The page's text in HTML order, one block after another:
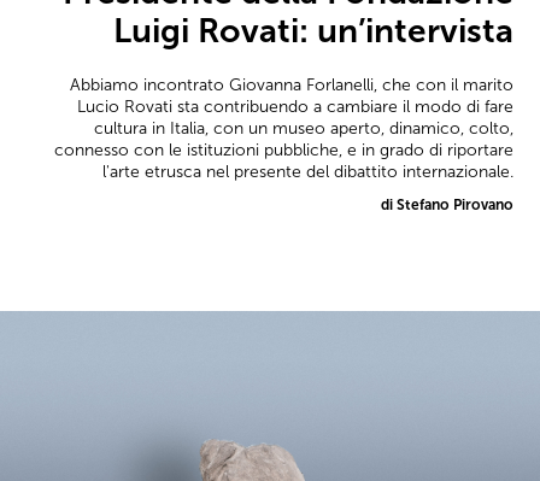
Luigi Rovati: un’intervista
Abbiamo incontrato Giovanna Forlanelli, che con il marito
Lucio Rovati sta contribuendo a cambiare il modo di fare
cultura in Italia, con un museo aperto, dinamico, colto,
connesso con le istituzioni pubbliche, e in grado di riportare
l'arte etrusca nel presente del dibattito internazionale.
di Stefano Pirovano